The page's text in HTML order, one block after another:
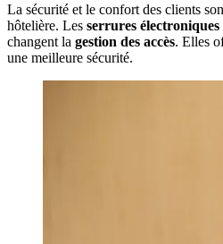
La sécurité et le confort des clients
hôtelière. Les serrures
changent la gestion des accès. Elles
une meilleure sécurité.